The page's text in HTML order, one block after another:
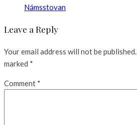
Námsstovan
Leave a Reply
Your email address will not be published.
marked *
Comment *